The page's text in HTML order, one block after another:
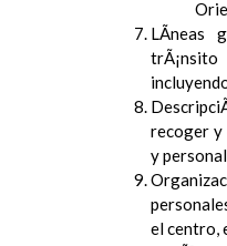
LÃ­neas
recoger y
y
el centro,